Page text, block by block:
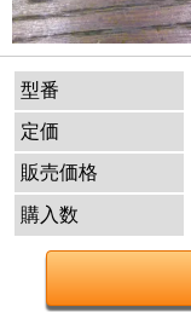
型番
定価
販売価格
購入数